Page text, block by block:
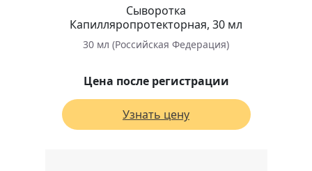
Сыворотка
Капилляропротекторная, 30 мл
30 мл (Российская Федерация)
Цена после регистрации
Узнать цену